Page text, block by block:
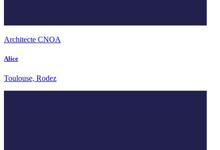
Architecte CNOA
Alice
Toulouse, Rodez